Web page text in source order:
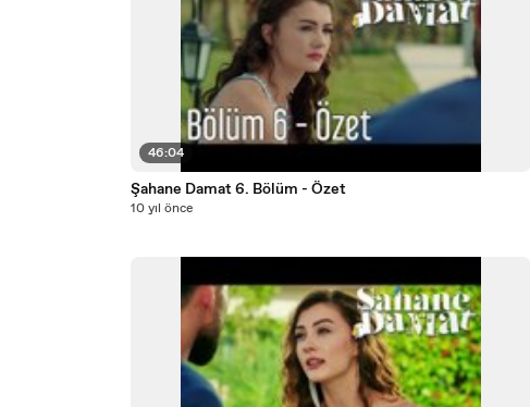
46:04
Şahane Damat 6. Bölüm - Özet
10 yıl önce